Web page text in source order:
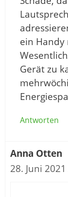
ein Handy
Gerät zu
Antworten
Anna Otten
28. Juni